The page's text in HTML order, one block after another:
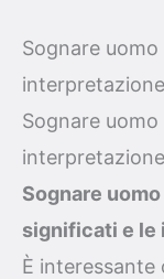
Sognare
interpretazione
Sognare
interpretazione
Sognare
significati e le
È interessante